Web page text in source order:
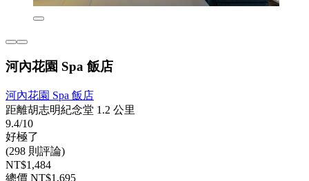
河內花園 Spa 飯店
河內花園 Spa 飯店
距離胡志明紀念堂 1.2 公里
9.4/10
好極了
(298 則評論)
NT$1,484
總價 NT$1,695